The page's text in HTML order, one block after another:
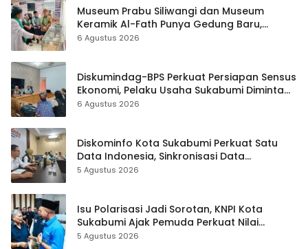
Museum Prabu Siliwangi dan Museum
Keramik Al-Fath Punya Gedung Baru,
Hampir 500 Koleksi Dipisahkan
6 Agustus 2026
Diskumindag-BPS Perkuat Persiapan Sensus
Ekonomi, Pelaku Usaha Sukabumi Diminta
Terbuka Beri Data
6 Agustus 2026
Diskominfo Kota Sukabumi Perkuat Satu
Data Indonesia, Sinkronisasi Data
Kewilayahan Dikebut
5 Agustus 2026
Isu Polarisasi Jadi Sorotan, KNPI Kota
Sukabumi Ajak Pemuda Perkuat Nilai
Kebangsaan
5 Agustus 2026